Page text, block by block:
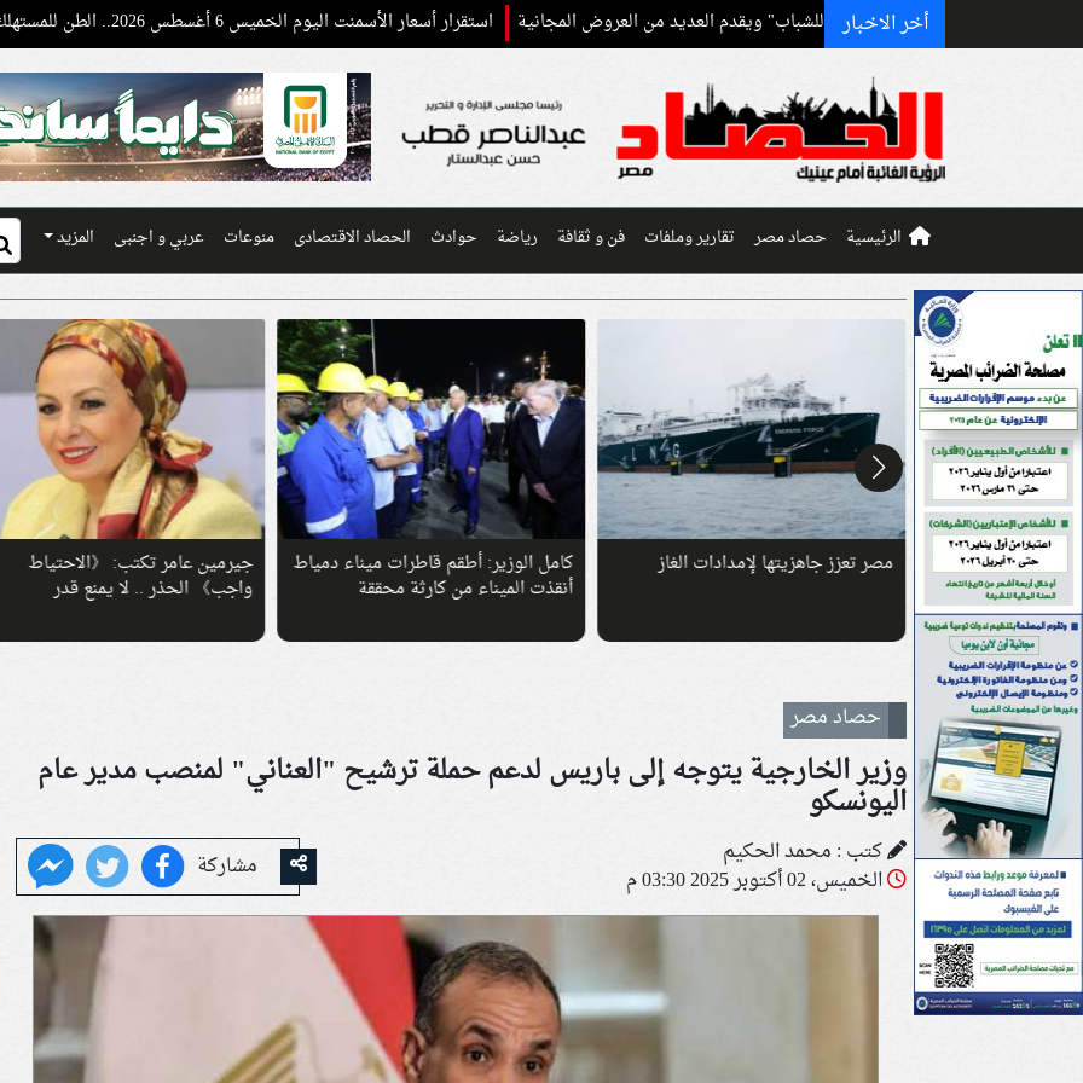
أخر الاخبار
"اليوم العالمي للشباب" ويقدم العديد من العروض المجانية استقرار أسعار الأسمنت اليوم الخميس 6 أغسطس 2026.. الطن للمستهلك يسجل 4200 جنيه
الرئيسية حصاد مصر تقارير وملفات فن و ثقافة رياضة حوادث الحصاد الاقتصادى منوعات عربي و اجنبى المزيد
الغاز كامل الوزير: أطقم قاطرات ميناء دمياط جيرمين عامر تكتب: 《الاحتياط
واجب》​​ الحذر .. لا يمنع قدر
مصر والاتحاد الأوروبي يبحثان خارطة
جديدة للتعاون الصناعي
حصاد مصر
وزير الخارجية يتوجه إلى باريس لدعم حملة ترشيح "العناني" لمنصب مدير عام
اليونسكو
كتب : محمد الحكيم
الخميس، 02 أكتوبر 2025 03:30 م
مشاركة